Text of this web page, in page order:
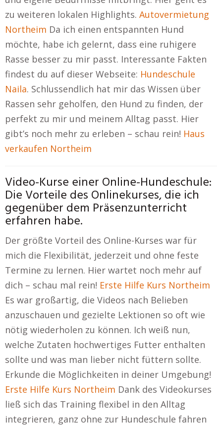
zu weiteren lokalen Highlights. Autovermietung
Northeim Da ich einen entspannten Hund
möchte, habe ich gelernt, dass eine ruhigere
Rasse besser zu mir passt. Interessante Fakten
findest du auf dieser Webseite: Hundeschule
Naila. Schlussendlich hat mir das Wissen über
Rassen sehr geholfen, den Hund zu finden, der
perfekt zu mir und meinem Alltag passt. Hier
gibt’s noch mehr zu erleben – schau rein! Haus
verkaufen Northeim
Video-Kurse einer Online-Hundeschule:
Die Vorteile des Onlinekurses, die ich
gegenüber dem Präsenzunterricht
erfahren habe.
Der größte Vorteil des Online-Kurses war für
mich die Flexibilität, jederzeit und ohne feste
Termine zu lernen. Hier wartet noch mehr auf
dich – schau mal rein! Erste Hilfe Kurs Northeim
Es war großartig, die Videos nach Belieben
anzuschauen und gezielte Lektionen so oft wie
nötig wiederholen zu können. Ich weiß nun,
welche Zutaten hochwertiges Futter enthalten
sollte und was man lieber nicht füttern sollte.
Erkunde die Möglichkeiten in deiner Umgebung!
Erste Hilfe Kurs Northeim Dank des Videokurses
ließ sich das Training flexibel in den Alltag
integrieren, ganz ohne zur Hundeschule fahren